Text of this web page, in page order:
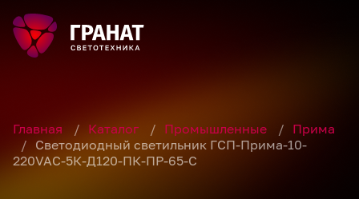
Главная / Каталог / Промышленные / Прима
/ Светодиодный светильник ГСП-Прима-10-
220VAC-5К-Д120-ПК-ПР-65-С